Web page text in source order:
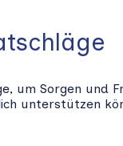
um Sorgen und
unterstützen